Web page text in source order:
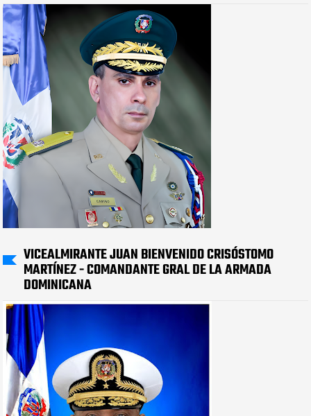
VICEALMIRANTE JUAN BIENVENIDO CRISÓSTOMO
MARTÍNEZ - COMANDANTE GRAL DE LA ARMADA
DOMINICANA